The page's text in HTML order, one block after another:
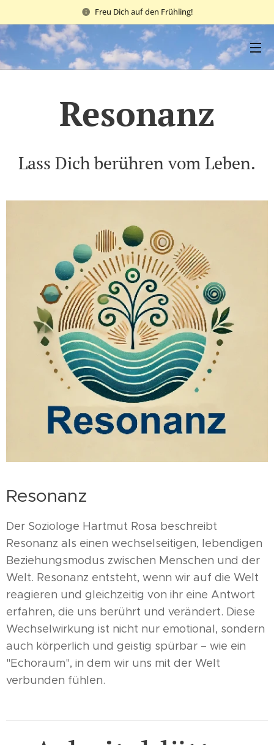
Freu Dich auf den Frühling!
Resonanz
Lass Dich berühren vom Leben.
Resonanz
Der Soziologe Hartmut Rosa beschreibt
Resonanz als einen wechselseitigen, lebendigen
Beziehungsmodus zwischen Menschen und der
Welt. Resonanz entsteht, wenn wir auf die Welt
reagieren und gleichzeitig von ihr eine Antwort
erfahren, die uns berührt und verändert. Diese
Wechselwirkung ist nicht nur emotional, sondern
auch körperlich und geistig spürbar – wie ein
"Echoraum", in dem wir uns mit der Welt
verbunden fühlen.